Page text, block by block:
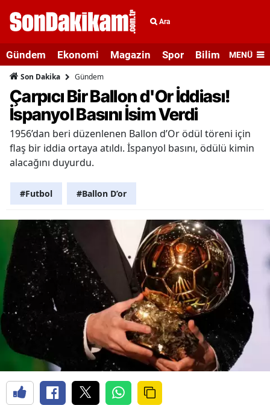
Ara
Gündem Ekonomi Magazin Spor Bilim veMENÜ
Son Dakika Gündem
Çarpıcı Bir Ballon d'Or İddiası!
İspanyol Basını İsim Verdi
1956’dan beri düzenlenen Ballon d’Or ödül töreni için
flaş bir iddia ortaya atıldı. İspanyol basını, ödülü kimin
alacağını duyurdu.
#Futbol #Ballon D’or